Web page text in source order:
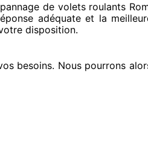
de volets roulants
adéquateet la
disposition.
besoins. Nous pourrons